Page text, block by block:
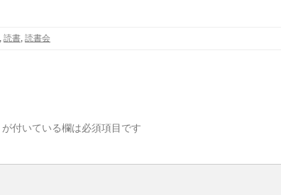
読書 読書会
が付いている欄は必須項目です